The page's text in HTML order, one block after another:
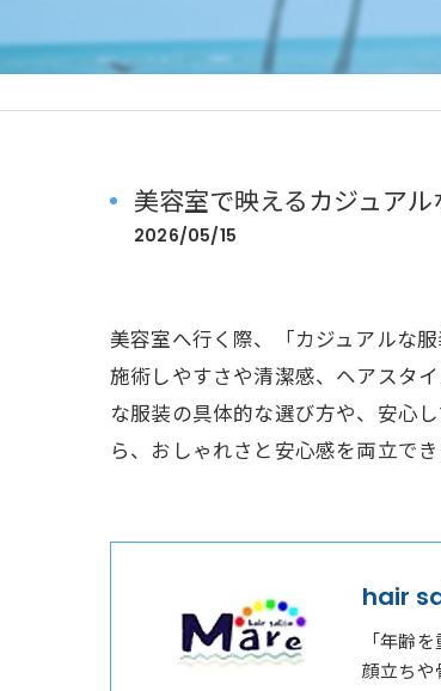
美容室で映えるカジュア
2026/05/15
美容室へ行く際、「カジュアルな
施術しやすさや清潔感、ヘアスタ
な服装の具体的な選び方や、安心
ら、おしゃれさと安心感を両立で
hair
「年齢
顔立ちや